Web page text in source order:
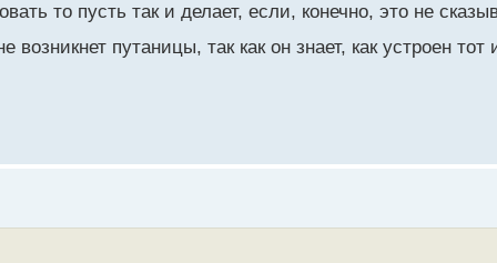
то пусть так и делает, если, конечно, это не
возникнет путаницы, так как он знает, как устроен